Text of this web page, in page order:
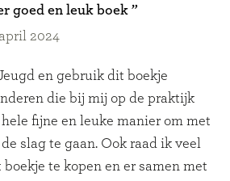
goed en leuk boek ”
2024
en gebruik dit boekje
die bij mij op de praktijk
fijne en leuke manier om met
slag te gaan. Ook raad ik veel
boekje te kopen en er samen met